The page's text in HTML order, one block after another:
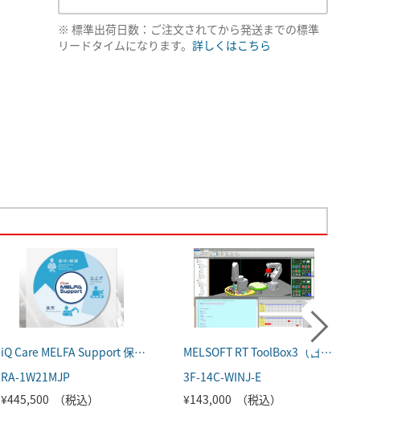
※ 標準出荷日数：ご注文されてから発送までの標準
リードタイムになります。 詳しくはこちら
iQ Care MELFA Support 保証延長プラン（1年延長）＋点検サービスプラン（精密点検）
RA-1W21MJP
¥445,500 （税込）
MELSOFT RT ToolBox3（日本語版）
3F-14C-WINJ-E
¥143,000 （税込）